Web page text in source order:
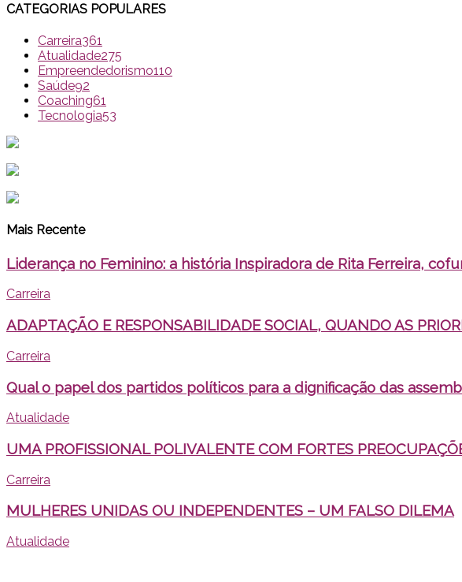
CATEGORIAS POPULARES
Carreira361
Atualidade275
Empreendedorismo110
Saúde92
Coaching61
Tecnologia53
Mais Recente
Liderança no Feminino: a história Inspiradora de Rita Ferreira,
Carreira
ADAPTAÇÃO E RESPONSABILIDADE SOCIAL, QUANDO AS
Carreira
Qual o papel dos partidos políticos para a dignificação das
Atualidade
UMA PROFISSIONAL POLIVALENTE COM FORTES
Carreira
MULHERES UNIDAS OU INDEPENDENTES – UM FALSO DILEMA
Atualidade